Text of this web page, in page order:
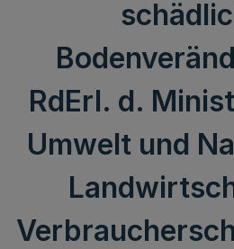
RdErl. d.
Umwelt und